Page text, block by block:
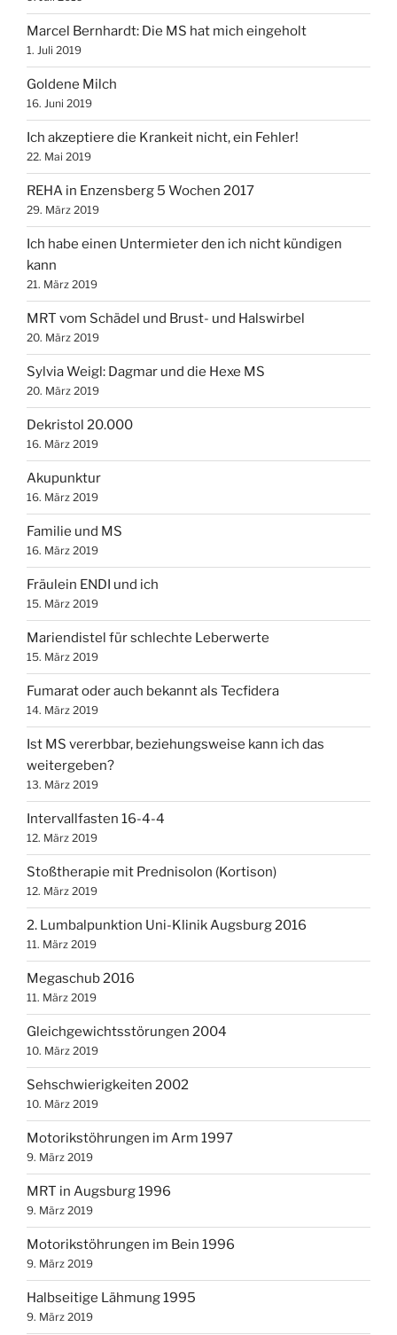
Marcel Bernhardt‎: Die MS hat mich eingeholt
1. Juli 2019
Goldene Milch
16. Juni 2019
Ich akzeptiere die Krankeit nicht, ein Fehler!
22. Mai 2019
REHA in Enzensberg 5 Wochen 2017
29. März 2019
Ich habe einen Untermieter den ich nicht kündigen
kann
21. März 2019
MRT vom Schädel und Brust- und Halswirbel
20. März 2019
Sylvia Weigl: Dagmar und die Hexe MS
20. März 2019
Dekristol 20.000
16. März 2019
Akupunktur
16. März 2019
Familie und MS
16. März 2019
Fräulein ENDI und ich
15. März 2019
Mariendistel für schlechte Leberwerte
15. März 2019
Fumarat oder auch bekannt als Tecfidera
14. März 2019
Ist MS vererbbar, beziehungsweise kann ich das
weitergeben?
13. März 2019
Intervallfasten 16-4-4
12. März 2019
Stoßtherapie mit Prednisolon (Kortison)
12. März 2019
2. Lumbalpunktion Uni-Klinik Augsburg 2016
11. März 2019
Megaschub 2016
11. März 2019
Gleichgewichtsstörungen 2004
10. März 2019
Sehschwierigkeiten 2002
10. März 2019
Motorikstöhrungen im Arm 1997
9. März 2019
MRT in Augsburg 1996
9. März 2019
Motorikstöhrungen im Bein 1996
9. März 2019
Halbseitige Lähmung 1995
9. März 2019